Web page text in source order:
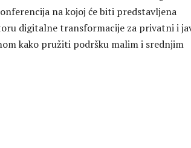
na kojoj će biti predstavljena
digitalne transformacije za privatni i
kako pružiti podršku malim i srednjim